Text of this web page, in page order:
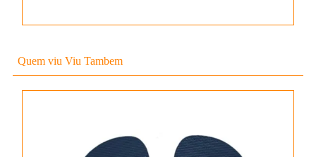
Quem viu Viu Tambem